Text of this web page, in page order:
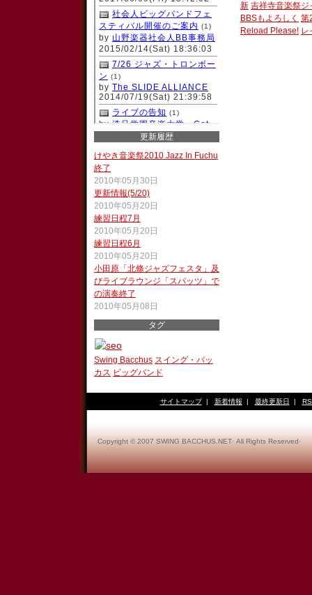
新 吉祥寺音楽祭ジ
BBSもよろしく 第
Reload Please! レ
更新履歴
けやき音楽祭2010 Jazz In Fuchu
終了
2010年05月30日
更新情報(5/20)
2010年05月20日
練習日程7月
2010年05月20日
練習日程6月
2010年05月20日
小田原「北條ジャズフェスタ」及
びライブラウンジ「スパッツ」で
の演奏終了
2010年05月08日
タグ
Swing Bacchus スイング・バッ
カス ビッグバンド
サイトマップ| 新着情報 | 最終更新日 |
Copyright © 2007 SWING BACCHUS.NET· All Rights Reserved·